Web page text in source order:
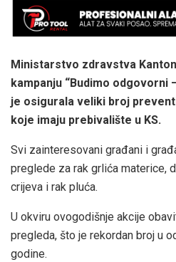
Ministarstvo zdravstva
kampanju “Budimo odgovorni
je osigurala veliki broj
koje imaju prebivalište u KS.
Svi zainteresovani građani i
preglede za rak grlića materice,
crijeva i rak pluća.
U okviru ovogodišnje akcije
pregleda, što je rekordan broj u
godine.